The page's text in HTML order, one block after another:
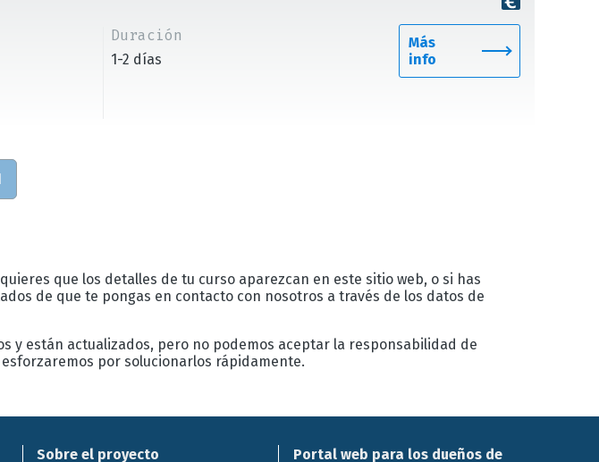
Duración
1-2 días
Más
info
que los detalles de tu curso aparezcan en este sitio web, o si has
de que te pongas en contacto con nosotros a través de los datos de
y están actualizados, pero no podemos aceptar la responsabilidad de
por solucionarlos rápidamente.
Sobre el proyecto Portal web para los dueños de